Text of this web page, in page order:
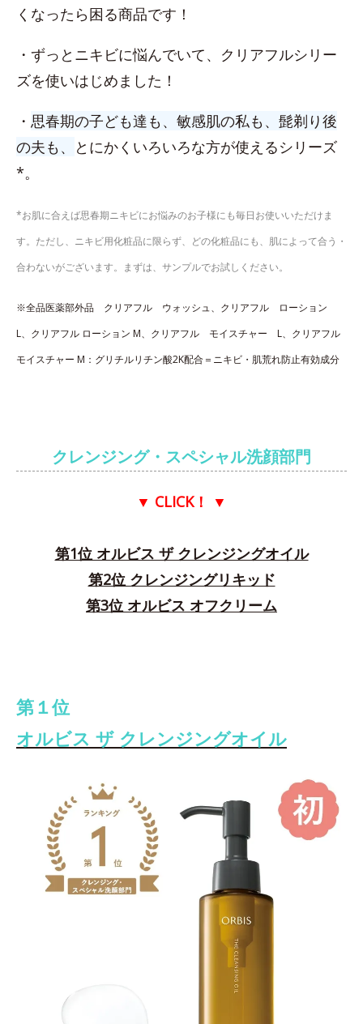
くなったら困る商品です！
・ずっとニキビに悩んでいて、クリアフルシリー
ズを使いはじめました！
・ 思春期の子ども達も、敏感肌の私も、髭剃り後
の夫も、
とにかくいろいろな方が使えるシリーズ
*。
*お肌に合えば思春期ニキビにお悩みのお子様にも毎日お使いいただけま
す。ただし、ニキビ用化粧品に限らず、どの化粧品にも、肌によって合う・
合わないがございます。まずは、サンプルでお試しください。
※全品医薬部外品 クリアフル ウォッシュ、​クリアフル ローション
L、​クリアフル ローション M、クリアフル モイスチャー L、クリアフル
モイスチャー M：グリチルリチン酸2K配合＝ニキビ・肌荒れ防止有効成分
クレンジング・スペシャル洗顔部門
▼ CLICK！ ▼
第1位 オルビス ザ クレンジングオイル
第2位 クレンジングリキッド
第3位 オルビス オフクリーム
第１位
オルビス ザ クレンジングオイル